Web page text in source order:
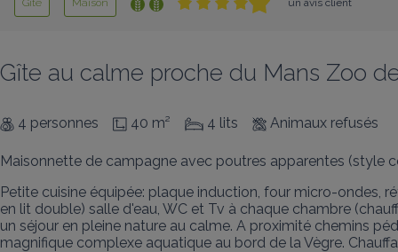
Gîte Maison un avis client
Gîte au calme proche du Mans Zoo
4 personnes 40 m² 4 lits Animaux refusés
Maisonnette de campagne avec poutres apparentes (style
Petite cuisine équipée: plaque induction, four micro-ondes,
en lit double) salle d'eau, WC et Tv à chaque chambre
un séjour en pleine nature au calme. A proximité chemins
magnifique complexe aquatique au bord de la Vègre.